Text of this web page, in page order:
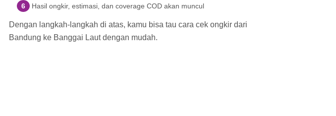
Hasil ongkir, estimasi, dan coverage COD akan muncul
Dengan langkah-langkah di atas, kamu bisa tau cara cek ongkir dari
Bandung ke Banggai Laut dengan mudah.